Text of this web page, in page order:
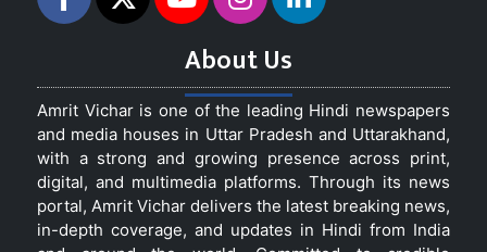
About Us
Amrit Vichar is one of the leading Hindi newspapers
and media houses in Uttar Pradesh and Uttarakhand,
with a strong and growing presence across print,
digital, and multimedia platforms. Through its news
portal, Amrit Vichar delivers the latest breaking news,
in-depth coverage, and updates in Hindi from India